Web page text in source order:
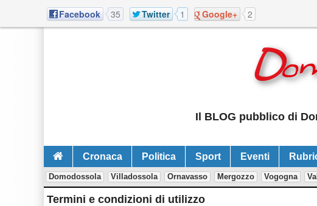
Facebook 35 Twitter 1 Google+ 2
Il BLOG pubblico di
Cronaca Politica Sport Eventi
Domodossola Villadossola Ornavasso Mergozzo Vogogna
Termini e condizioni di utilizzo